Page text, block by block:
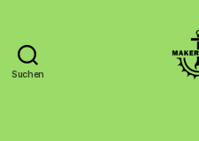
Suchen